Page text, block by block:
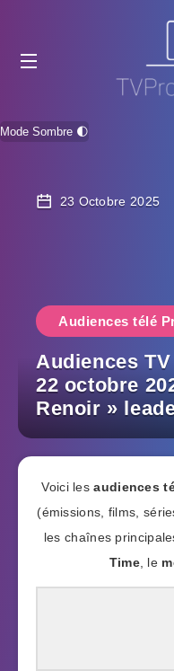
Mode Sombre 🌓
23 Octobre 2025
Audiences télé
Audiences
22 octobre
Renoir »
Voici lesaudiences
(émissions, films,
les chaînes
Time, le